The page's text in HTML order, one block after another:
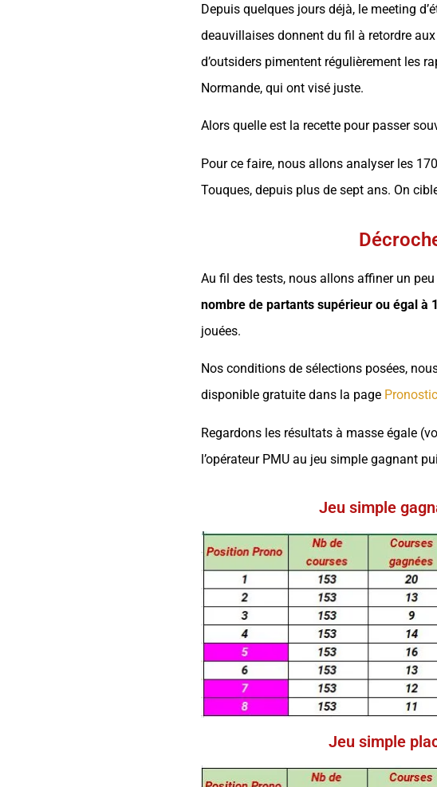
Depuis quelques jours déjà, le meeting
deauvillaises donnent du fil à retordre
d’outsiders pimentent régulièrement les
Normande, qui ont visé juste.
Alors quelle est la recette pour passer
Pour ce faire, nous allons analyser les
Touques, depuis plus de sept ans. On
Au fil des tests, nous allons affiner un
nombre de partants supérieur ou égal à
jouées.
Nos conditions de sélections posées,
disponible gratuite dans la page
Regardons les résultats à masse égale
l’opérateur PMU au jeu simple gagnant
Jeu simple
Jeu simple